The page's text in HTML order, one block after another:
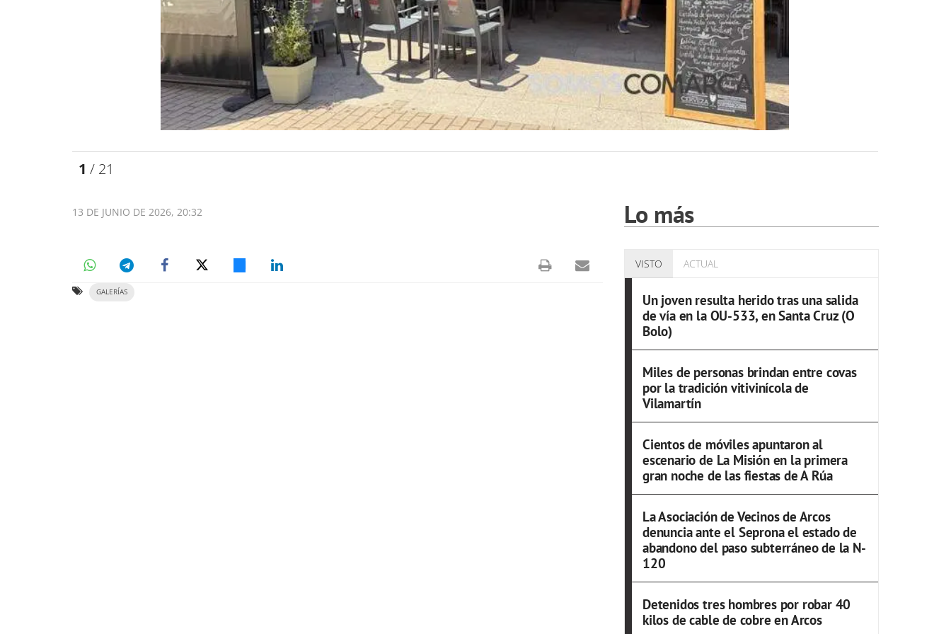
1 / 21
13 DE JUNIO DE 2026, 20:32
GALERÍAS
Lo más
VISTO ACTUAL
Un joven resulta herido tras una salida
de vía en la OU-533, en Santa Cruz (O
Bolo)
Miles de personas brindan entre covas
por la tradición vitivinícola de
Vilamartín
Cientos de móviles apuntaron al
escenario de La Misión en la primera
gran noche de las fiestas de A Rúa
La Asociación de Vecinos de Arcos
denuncia ante el Seprona el estado de
abandono del paso subterráneo de la N-
120
Detenidos tres hombres por robar 40
kilos de cable de cobre en Arcos